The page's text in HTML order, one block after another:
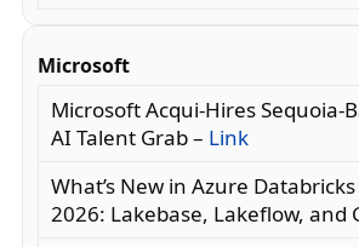
Microsoft
Microsoft Acqui-Hires Sequoia-
AI Talent Grab – Link
What’s New in Azure
2026: Lakebase, Lakeflow, and